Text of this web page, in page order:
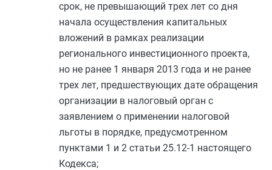
срок, не превышающий трех лет со дня
начала осуществления капитальных
вложений в рамках реализации
регионального инвестиционного проекта,
но не ранее 1 января 2013 года и не ранее
трех лет, предшествующих дате обращения
организации в налоговый орган с
заявлением о применении налоговой
льготы в порядке, предусмотренном
пунктами 1 и 2 статьи 25.12-1 настоящего
Кодекса;